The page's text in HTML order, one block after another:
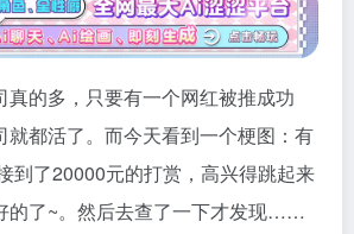
真的多，只要有一个网红被推成功
就都活了。而今天看到一个梗图：有
到了20000元的打赏，高兴得跳起来
的了~。然后去查了一下才发现……